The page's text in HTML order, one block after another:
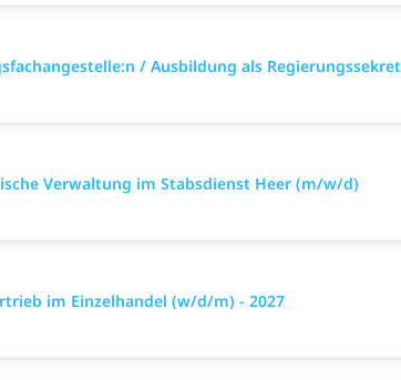
/ Ausbildung als
Verwaltung im Stabsdienst Heer (m/w/d)
im Einzelhandel (w/d/m) - 2027